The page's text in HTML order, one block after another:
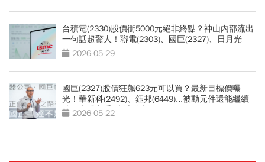
台積電(2330)股價衝5000元絕非終點？神山內部流出
一句話超驚人！聯電(2303)、國巨(2327)、日月光
(3711)...老手揭最賺買法
2026-05-29
國巨(2327)股價狂飆623元可以買？最新目標價曝
光！華新科(2492)、鈺邦(6449)...被動元件還能繼續
噴？台股老手3劇本分析
2026-05-22